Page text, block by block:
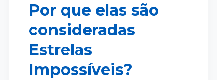
Por que elas são
consideradas
Estrelas
Impossíveis?